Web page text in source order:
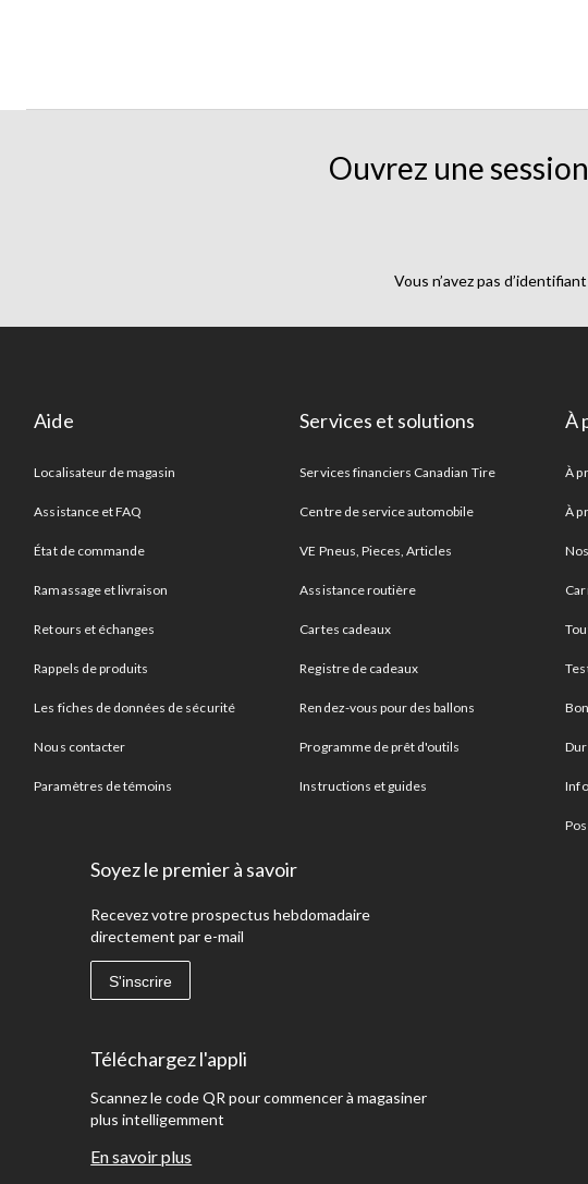
Ouvrez une
Vous n’avez pas
Aide
Localisateur de magasin
Assistance et FAQ
État de commande
Ramassage et livraison
Retours et échanges
Rappels de produits
Les fiches de données de sécurité
Nous contacter
Paramètres de témoins
Services et solutions
Services financiers Canadian Tire
Centre de service automobile
VE Pneus, Pieces, Articles
Assistance routière
Cartes cadeaux
Registre de cadeaux
Rendez-vous pour des ballons
Programme de prêt d'outils
Instructions et guides
À
À
À
Soyez le premier à savoir
Recevez votre prospectus hebdomadaire
directement par e-mail
S'inscrire
Téléchargez l'appli
Scannez le code QR pour commencer à magasiner
plus intelligemment
En savoir plus